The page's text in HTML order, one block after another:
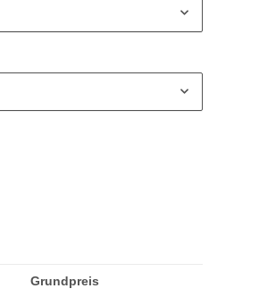
Grundpreis